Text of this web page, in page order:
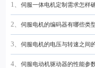
1、 伺服一体电机定制需求怎样
2、 伺服电机的编码器有哪些类
3、 伺服电机的电压与转速之间
4、 伺服电动机驱动器的性能参